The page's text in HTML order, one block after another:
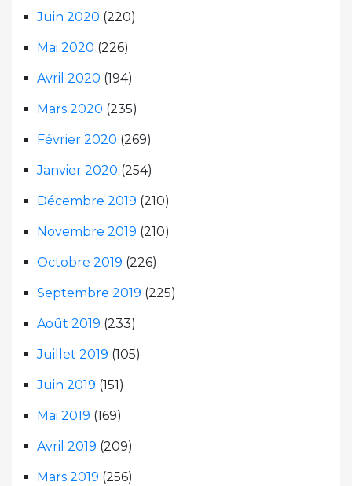
Juin 2020 (220)
Mai 2020 (226)
Avril 2020 (194)
Mars 2020 (235)
Février 2020 (269)
Janvier 2020 (254)
Décembre 2019 (210)
Novembre 2019 (210)
Octobre 2019 (226)
Septembre 2019 (225)
Août 2019 (233)
Juillet 2019 (105)
Juin 2019 (151)
Mai 2019 (169)
Avril 2019 (209)
Mars 2019 (256)